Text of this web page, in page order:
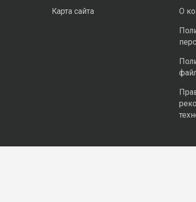
Карта сайта О